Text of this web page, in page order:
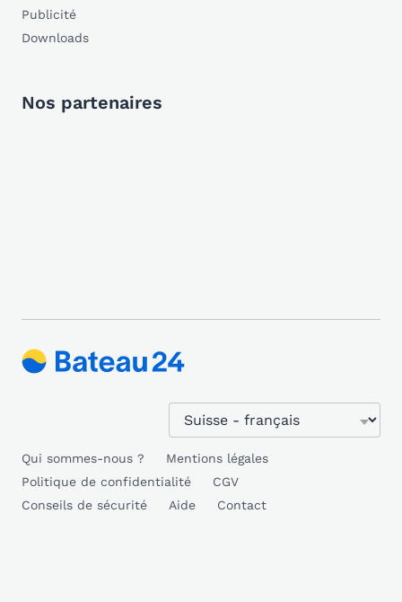
Publicité
Downloads
Nos partenaires
Qui sommes-nous ?
Mentions légales
Politique de confidentialité
CGV
Conseils de sécurité
Aide Contact